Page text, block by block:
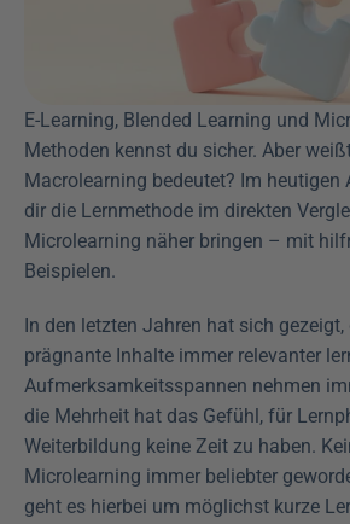
E-Learning, Blended Learning und
Methoden kennst du sicher. Aber
Macrolearning bedeutet? Im heutigen
dir die Lernmethode im direkten
Microlearning näher bringen – mit
Beispielen.
In den letzten Jahren hat sich gezeigt,
prägnante Inhalte immer relevanter
Aufmerksamkeitsspannen nehmen
die Mehrheit hat das Gefühl, für
Weiterbildung keine Zeit zu haben.
Microlearning immer beliebter
geht es hierbei um möglichst kurze